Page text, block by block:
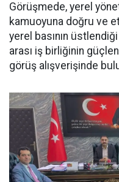
Görüşmede, yerel
kamuoyuna doğru ve
yerel basının
arası iş birliğinin
görüş alışverişinde